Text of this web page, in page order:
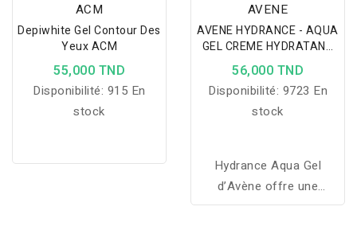
haute protection SPF 50+
Formule liposomale
lait non grasse et non
collante Extrêmement
résistant à l'eau Sans
Une protection longue et
ACM
Depiwhite Gel Contour Des
Yeux ACM
55,000 TND
Disponibilité: 915 En
stock
AVENE
AVENE HYDRANCE - AQUA
GEL CREME HYDRATANT
50ML
56,000 TND
Disponibilité: 9723 En
stock
Hydrance Aqua Gel
d’Avène offre une
hydratation durable,